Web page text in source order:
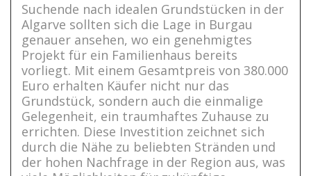
Suchende nach idealen Grundstücken in der
Algarve sollten sich die Lage in Burgau
genauer ansehen, wo ein genehmigtes
Projekt für ein Familienhaus bereits
vorliegt. Mit einem Gesamtpreis von 380.000
Euro erhalten Käufer nicht nur das
Grundstück, sondern auch die einmalige
Gelegenheit, ein traumhaftes Zuhause zu
errichten. Diese Investition zeichnet sich
durch die Nähe zu beliebten Stränden und
der hohen Nachfrage in der Region aus, was